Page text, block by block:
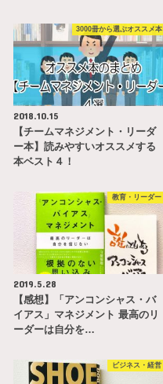
3000冊から選ぶオススメ本
2018.10.15
【チームマネジメント・リーダ
ー本】読みやすいオススメする
本ベスト４！
教育・リーダー
2019.5.28
【感想】「アンコンシャス・バ
イアス」マネジメント 最高のリ
ーダーは自分を…
ビジネス・経営